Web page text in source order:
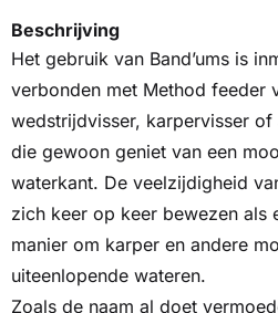
Beschrijving
Het gebruik van Band’ums is
verbonden met Method feeder
wedstrijdvisser, karpervisser
die gewoon geniet van een
waterkant. De veelzijdigheid
zich keer op keer bewezen als
manier om karper en andere
uiteenlopende wateren.
Zoals de naam al doet